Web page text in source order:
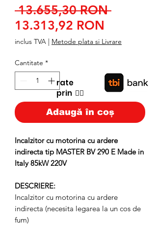
13.655,30 RON Preț
13.313,92 RON
redus
inclus TVA | Metode plata si Livrare
Cantitate *
Adaugă în coș
Incalzitor cu motorina cu ardere
indirecta tip MASTER BV 290 E Made in
Italy 85kW 220V
DESCRIERE:
Incalzitor cu motorina cu ardere
indirecta (necesita legarea la un cos de
fum)
rate
prin 👉🏿